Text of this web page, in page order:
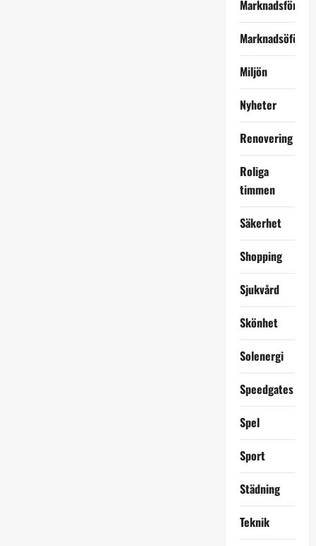
Marknadsföring
Marknadsöföring
Miljön
Nyheter
Renovering
Roliga
timmen
Säkerhet
Shopping
Sjukvård
Skönhet
Solenergi
Speedgates
Spel
Sport
Städning
Teknik